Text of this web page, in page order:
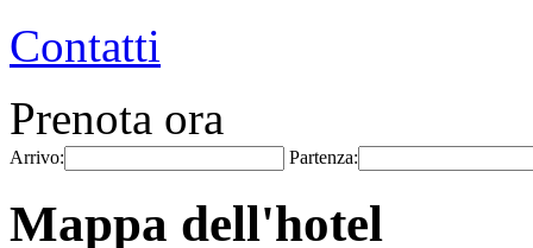
Contatti
Prenota ora
Arrivo: Partenza:
Mappa dell'hotel